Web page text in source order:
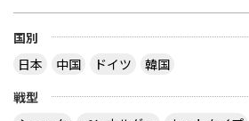
国別
日本
中国 ドイツ
韓国
戦型